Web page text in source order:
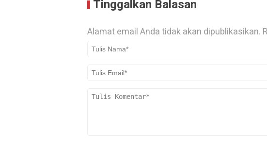
Tinggalkan Balasan
Alamat email Anda tidak akan dipublikasikan.